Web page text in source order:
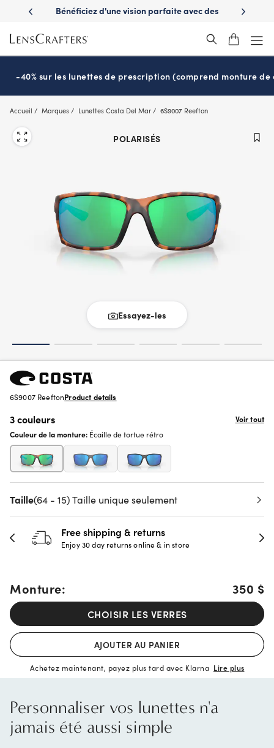
main
content
avantages
Bénéficiez d'une vision parfaite avec des
Prêt pour
-40% sur les lunettes de prescription (comprend monture de
Accueil Marques Lunettes Costa Del Mar 6S9007 Reefton
POLARISÉS
Essayez-les
6S9007 ReeftonProduct details
3 couleurs
Voir tout
Couleur de la monture: Écaille de tortue rétro
Taille(64 - 15) Taille unique seulement
Free shipping & returns
Enjoy 30 day returns online & in store
Monture: 350 $
CHOISIR LES VERRES
AJOUTER AU PANIER
Achetez maintenant, payez plus tard avec Klarna Lire plus
Personnaliser vos lunettes n'a
jamais été aussi simple